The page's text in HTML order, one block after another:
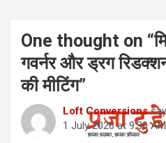
One thought on “
गवर्नर और ड्रग
की मीटिंग”
Loft Conversions
1 July 2026 at 9:30 AM